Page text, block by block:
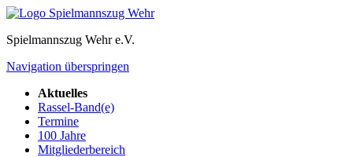
Spielmannszug Wehr e.V.
Navigation überspringen
Aktuelles
Rassel-Band(e)
Termine
100 Jahre
Mitgliederbereich